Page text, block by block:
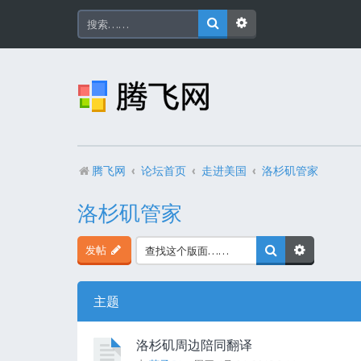
腾飞网 论坛首页 走进美国 洛杉矶管家
洛杉矶管家
发帖
主题
洛杉矶周边陪同翻译